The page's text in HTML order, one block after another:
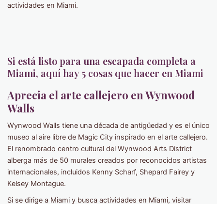
actividades en Miami.
Si está listo para una escapada completa a
Miami, aquí hay 5 cosas que hacer en Miami
Aprecia el arte callejero en Wynwood
Walls
Wynwood Walls tiene una década de antigüedad y es el único
museo al aire libre de Magic City inspirado en el arte callejero.
El renombrado centro cultural del Wynwood Arts District
alberga más de 50 murales creados por reconocidos artistas
internacionales, incluidos Kenny Scharf, Shepard Fairey y
Kelsey Montague.
Si se dirige a Miami y busca actividades en Miami, visitar